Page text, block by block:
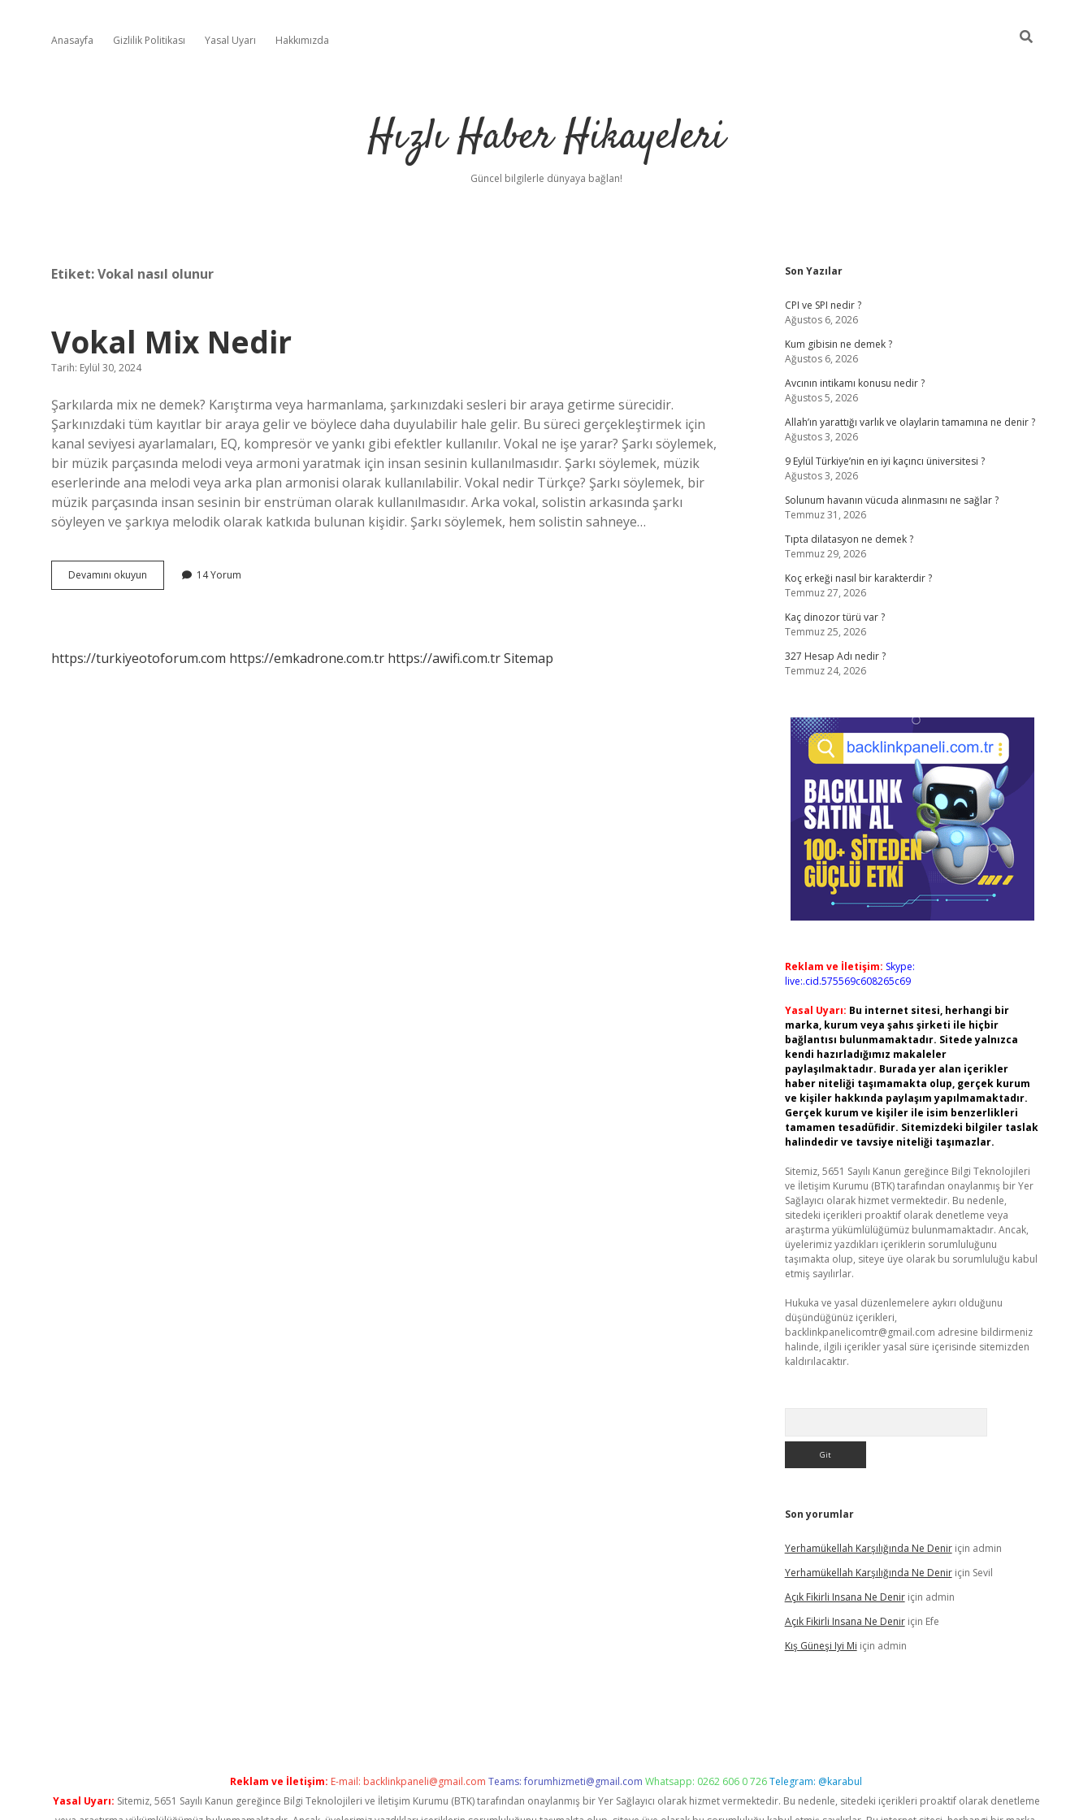
Anasayfa Gizlilik Politikası Yasal Uyarı Hakkımızda
Hızlı Haber Hikayeleri
Güncel bilgilerle dünyaya bağlan!
Etiket:Vokal nasıl olunur
Vokal Mix Nedir
Tarih: Eylül 30, 2024
Şarkılarda mix ne demek? Karıştırma veya harmanlama, şarkınızdaki sesleri bir araya getirme sürecidir.
Şarkınızdaki tüm kayıtlar bir araya gelir ve böylece daha duyulabilir hale gelir. Bu süreci gerçekleştirmek için
kanal seviyesi ayarlamaları, EQ, kompresör ve yankı gibi efektler kullanılır. Vokal ne işe yarar? Şarkı söylemek,
bir müzik parçasında melodi veya armoni yaratmak için insan sesinin kullanılmasıdır. Şarkı söylemek, müzik
eserlerinde ana melodi veya arka plan armonisi olarak kullanılabilir. Vokal nedir Türkçe? Şarkı söylemek, bir
müzik parçasında insan sesinin bir enstrüman olarak kullanılmasıdır. Arka vokal, solistin arkasında şarkı
söyleyen ve şarkıya melodik olarak katkıda bulunan kişidir. Şarkı söylemek, hem solistin sahneye…
Devamını okuyun
Mix
14 Yorum
https://turkiyeotoforum.com https://emkadrone.com.tr https://awifi.com.trSitemap
Sidebar
Son Yazılar
CPI ve SPI nedir ?
Ağustos 6, 2026
Kum gibisin ne demek ?
Ağustos 6, 2026
Avcının intikamı konusu nedir ?
Ağustos 5, 2026
Allah’ın yarattığı varlık ve olaylarin tamamına ne denir ?
Ağustos 3, 2026
9 Eylül Türkiye’nin en iyi kaçıncı üniversitesi ?
Ağustos 3, 2026
Solunum havanın vücuda alınmasını ne sağlar ?
Temmuz 31, 2026
Tıpta dilatasyon ne demek ?
Temmuz 29, 2026
Koç erkeği nasıl bir karakterdir ?
Temmuz 27, 2026
Kaç dinozor türü var ?
Temmuz 25, 2026
327 Hesap Adı nedir ?
Temmuz 24, 2026
Reklam ve İletişim: Skype:
live:.cid.575569c608265c69
Yasal Uyarı: Bu internet sitesi, herhangi bir
marka, kurum veya şahıs şirketi ile hiçbir
bağlantısı bulunmamaktadır. Sitede yalnızca
kendi hazırladığımız makaleler
paylaşılmaktadır. Burada yer alan içerikler
haber niteliği taşımamakta olup, gerçek kurum
ve kişiler hakkında paylaşım yapılmamaktadır.
Gerçek kurum ve kişiler ile isim benzerlikleri
tamamen tesadüfidir. Sitemizdeki bilgiler taslak
halindedir ve tavsiye niteliği taşımazlar.
Sitemiz, 5651 Sayılı Kanun gereğince Bilgi Teknolojileri
ve İletişim Kurumu (BTK) tarafından onaylanmış bir Yer
Sağlayıcı olarak hizmet vermektedir. Bu nedenle,
sitedeki içerikleri proaktif olarak denetleme veya
araştırma yükümlülüğümüz bulunmamaktadır. Ancak,
üyelerimiz yazdıkları içeriklerin sorumluluğunu
taşımakta olup, siteye üye olarak bu sorumluluğu kabul
etmiş sayılırlar.
Hukuka ve yasal düzenlemelere aykırı olduğunu
düşündüğünüz içerikleri,
backlinkpanelicomtr@gmail.com adresine bildirmeniz
halinde, ilgili içerikler yasal süre içerisinde sitemizden
kaldırılacaktır.
Son yorumlar
Yerhamükellah Karşılığında Ne Deniriçin admin
Yerhamükellah Karşılığında Ne Deniriçin Sevil
Açık Fikirli Insana Ne Deniriçin admin
Açık Fikirli Insana Ne Deniriçin Efe
Kış Güneşi Iyi Mi için admin
Reklam ve İletişim: E-mail: backlinkpaneli@gmail.com Teams:forumhizmeti@gmail.com Whatsapp: 0262 606 0 726Telegram: @karabul
Yasal Uyarı: Sitemiz, 5651 Sayılı Kanun gereğince Bilgi Teknolojileri ve İletişim Kurumu (BTK) tarafından onaylanmış bir Yer Sağlayıcı olarak hizmet vermektedir. Bu nedenle, sitedeki içerikleri proaktif olarak denetleme